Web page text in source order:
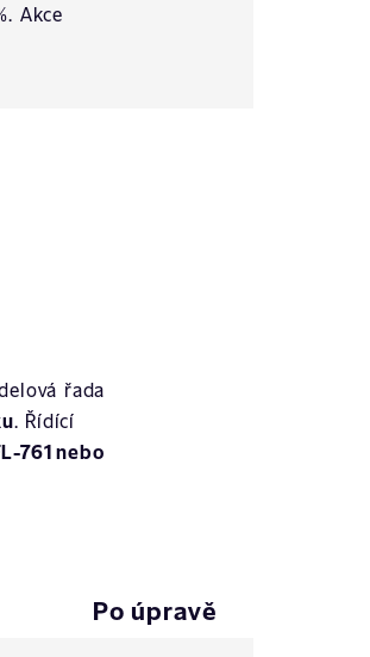
Akce
řada
. Řídící
761 nebo
Po úpravě